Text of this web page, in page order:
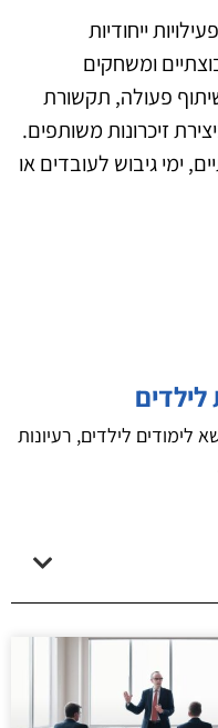
ייחודיות
ומשחקים
פעולה, תקשורת
זיכרונות משותפים.
ימי גיבוש לעובדים או
לילדים
לימודים לילדים, רעיונות